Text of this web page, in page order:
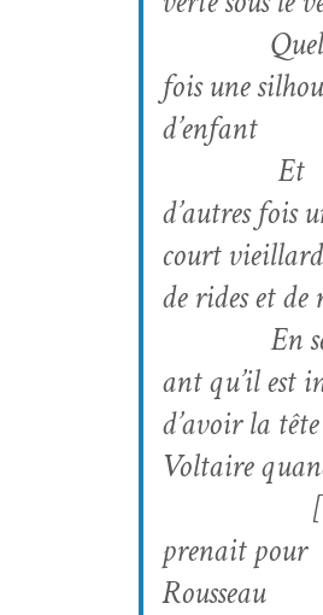
fois une
d’enfant
Et
d’autres fois
court
de rides et de
En
ant qu’il est
d’avoir la
Voltaire
pre­nait pour
Rousseau